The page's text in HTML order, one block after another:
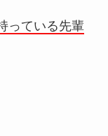
っている先輩